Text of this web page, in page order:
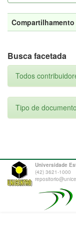
Compartilhamento
Busca facetada
Todos
Tipo de documento
Universidade
(42) 3621-1000